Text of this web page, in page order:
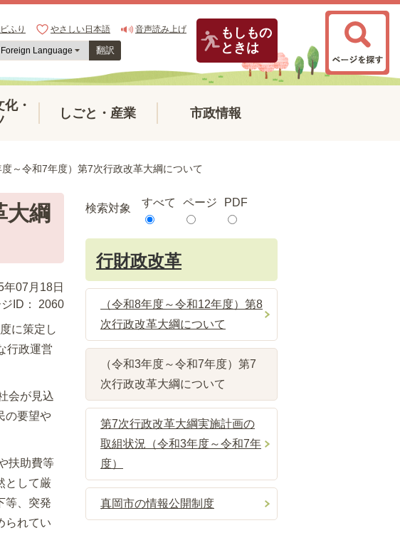
ふり やさしい日本語 音声読み上げ
翻訳
もしもの
ときは
・
しごと・産業 市政情報
度～令和7年度）第7次行政改革大綱について
大綱
07月18日
ID：
2060
に策定し
行政運営
会が見込
の要望や
扶助費等
として厳
等、突発
られてい
検索対象 すべて ページ PDF
行財政改革
（令和8年度～令和12年度）第8
次行政改革大綱について
（令和3年度～令和7年度）第7
次行政改革大綱について
第7次行政改革大綱実施計画の
取組状況（令和3年度～令和7年
度）
真岡市の情報公開制度